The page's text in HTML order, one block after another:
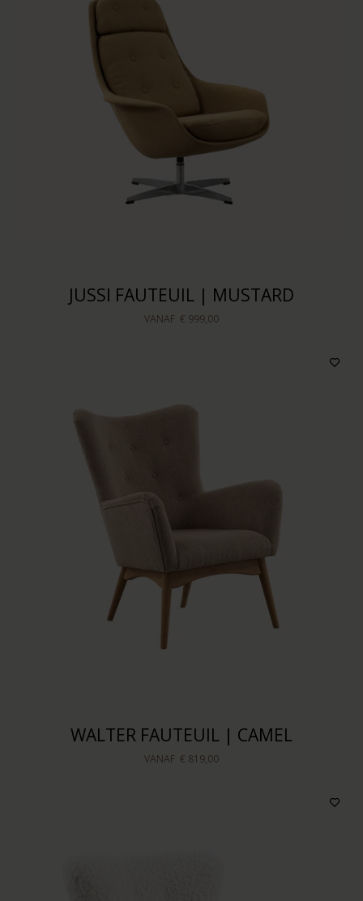
JUSSI FAUTEUIL | MUSTARD
VANAF € 999,00
WALTER FAUTEUIL | CAMEL
VANAF € 819,00